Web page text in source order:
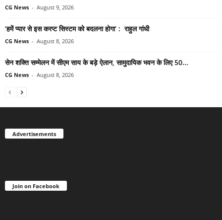
CG News - August 9, 2026
‘हमें प्यार से इस करप्ट सिस्टम को बदलना होगा’ : राहुल गांधी
CG News - August 8, 2026
सेन शक्ति सम्मेलन में सीएम साय के बड़े ऐलान, सामुदायिक भवन के लिए 50...
CG News - August 8, 2026
Advertisements
Join on Facebook